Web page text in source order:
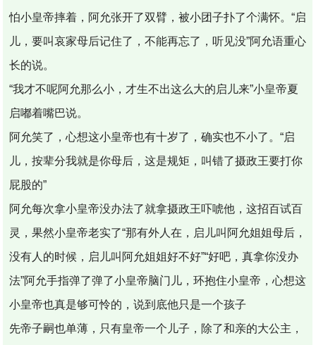
怕小皇帝摔着，阿允张开了双臂，被小团子扑了个满怀。“启
儿，要叫哀家母后记住了，不能再忘了，听见没”阿允语重心
长的说。
“我才不呢阿允那么小，才生不出这么大的启儿来”小皇帝夏
启嘟着嘴巴说。
阿允笑了，心想这小皇帝也有十岁了，确实也不小了。“启
儿，按辈分我就是你母后，这是规矩，叫错了摄政王要打你
屁股的”
阿允每次拿小皇帝没办法了就拿摄政王吓唬他，这招百试百
灵，果然小皇帝老实了“那有外人在，启儿叫阿允姐姐母后，
没有人的时候，启儿叫阿允姐姐好不好”“好吧，真拿你没办
法”阿允手指弹了弹了小皇帝脑门儿，环抱住小皇帝，心想这
小皇帝也真是够可怜的，说到底他只是一个孩子
先帝子嗣也单薄，只有皇帝一个儿子，除了和亲的大公主，